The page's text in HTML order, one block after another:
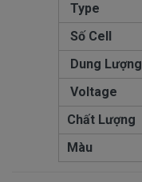
Type
Số Cell
Dung Lượng
Voltage
Chất Lượng
Màu